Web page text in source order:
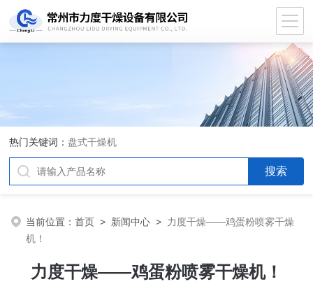
热门关键词： 盘式干燥机
当前位置：首页 > 新闻中心 > 力度干燥——鸡蛋粉喷雾干燥
机！
力度干燥——鸡蛋粉喷雾干燥机！